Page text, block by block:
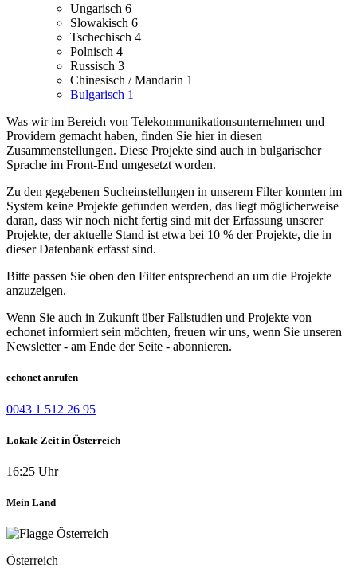
Ungarisch 6
Slowakisch 6
Tschechisch 4
Polnisch 4
Russisch 3
Chinesisch / Mandarin 1
Bulgarisch 1
Was wir im Bereich von Telekommunikationsunternehmen und
Providern gemacht haben, finden Sie hier in diesen
Zusammenstellungen. Diese Projekte sind auch in bulgarischer
Sprache im Front-End umgesetzt worden.
Zu den gegebenen Sucheinstellungen in unserem Filter konnten im
System keine Projekte gefunden werden, das liegt möglicherweise
daran, dass wir noch nicht fertig sind mit der Erfassung unserer
Projekte, der aktuelle Stand ist etwa bei 10 % der Projekte, die in
dieser Datenbank erfasst sind.
Bitte passen Sie oben den Filter entsprechend an um die Projekte
anzuzeigen.
Wenn Sie auch in Zukunft über Fallstudien und Projekte von
echonet informiert sein möchten, freuen wir uns, wenn Sie unseren
Newsletter - am Ende der Seite - abonnieren.
echonet anrufen
0043 1 512 26 95
Lokale Zeit in Österreich
16:25 Uhr
Mein Land
Österreich